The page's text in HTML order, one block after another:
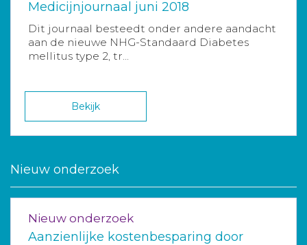
Medicijnjournaal juni 2018
Dit journaal besteedt onder andere aandacht
aan de nieuwe NHG-Standaard Diabetes
mellitus type 2, tr...
Bekijk
Nieuw onderzoek
Nieuw onderzoek
Aanzienlijke kostenbesparing door